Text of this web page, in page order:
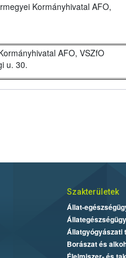
Kormányhivatal AFO,
AFO, VSZfO
u. 30.
Szakterületek
Állat-
Állatgyógyászati
Borászat és